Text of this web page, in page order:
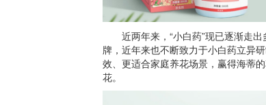
近两年来，“小白药”现已逐渐走出
牌，近年来也不断致力于小白药立异
效、更适合家庭养花场景，赢得海蒂
花。